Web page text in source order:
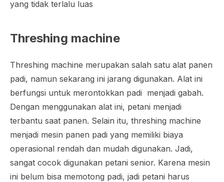
yang tidak terlalu luas
Threshing machine
Threshing machine merupakan salah satu alat panen
padi, namun sekarang ini jarang digunakan. Alat ini
berfungsi untuk merontokkan padi menjadi gabah.
Dengan menggunakan alat ini, petani menjadi
terbantu saat panen. Selain itu, threshing machine
menjadi mesin panen padi yang memiliki biaya
operasional rendah dan mudah digunakan. Jadi,
sangat cocok digunakan petani senior. Karena mesin
ini belum bisa memotong padi, jadi petani harus